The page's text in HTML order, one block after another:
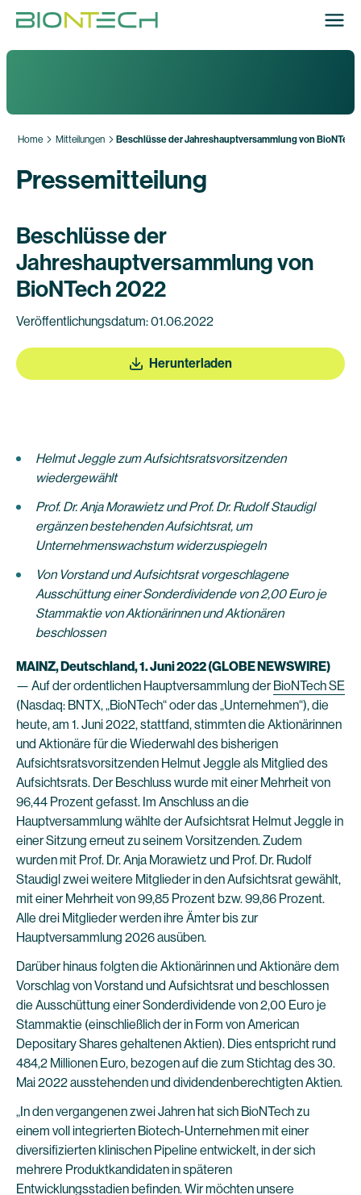
Home Mitteilungen Beschlüsse der Jahreshauptversammlung von
Pressemitteilung
Beschlüsse der
Jahreshauptversammlung von
BioNTech 2022
Veröffentlichungsdatum: 01.06.2022
Herunterladen
Helmut Jeggle zum Aufsichtsratsvorsitzenden
wiedergewählt
Prof. Dr. Anja Morawietz und Prof. Dr. Rudolf Staudigl
ergänzen bestehenden Aufsichtsrat, um
Unternehmenswachstum widerzuspiegeln
Von Vorstand und Aufsichtsrat vorgeschlagene
Ausschüttung einer Sonderdividende von 2,00 Euro je
Stammaktie von Aktionärinnen und Aktionären
beschlossen
MAINZ, Deutschland, 1. Juni 2022 (GLOBE NEWSWIRE)
— Auf der ordentlichen Hauptversammlung derBioNTech SE
(Nasdaq: BNTX, „BioNTech“ oder das „Unternehmen“), die
heute, am 1. Juni 2022, stattfand, stimmten die Aktionärinnen
und Aktionäre für die Wiederwahl des bisherigen
Aufsichtsratsvorsitzenden Helmut Jeggle als Mitglied des
Aufsichtsrats. Der Beschluss wurde mit einer Mehrheit von
96,44 Prozent gefasst. Im Anschluss an die
Hauptversammlung wählte der Aufsichtsrat Helmut Jeggle in
einer Sitzung erneut zu seinem Vorsitzenden. Zudem
wurden mit Prof. Dr. Anja Morawietz und Prof. Dr. Rudolf
Staudigl zwei weitere Mitglieder in den Aufsichtsrat gewählt,
mit einer Mehrheit von 99,85 Prozent bzw. 99,86 Prozent.
Alle drei Mitglieder werden ihre Ämter bis zur
Hauptversammlung 2026 ausüben.
Darüber hinaus folgten die Aktionärinnen und Aktionäre dem
Vorschlag von Vorstand und Aufsichtsrat und beschlossen
die Ausschüttung einer Sonderdividende von 2,00 Euro je
Stammaktie (einschließlich der in Form von American
Depositary Shares gehaltenen Aktien). Dies entspricht rund
484,2 Millionen Euro, bezogen auf die zum Stichtag des 30.
Mai 2022 ausstehenden und dividendenberechtigten Aktien.
„In den vergangenen zwei Jahren hat sich BioNTech zu
einem voll integrierten Biotech-Unternehmen mit einer
diversifizierten klinischen Pipeline entwickelt, in der sich
mehrere Produktkandidaten in späteren
Entwicklungsstadien befinden. Wir möchten unsere